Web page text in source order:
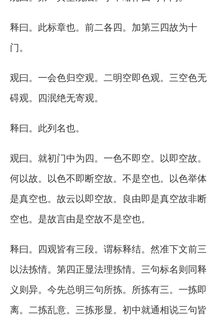
释曰。此标章也。前二各四。加第三四故为十
门。
观曰。一会色归空观。二明空即色观。三空色无
碍观。四泯绝无寄观。
释曰。此列名也。
观曰。就初门中为四。一色不即空。以即空故。
何以故。以色不即断空故。不是空也。以色举体
是真空也。故云以即空故。良由即是真空故非断
空也。是故言由是空故不是空也。
释曰。四观皆有三段。谓标释结。然准下文前三
以法拣情。第四正显法理拣情。三句标名则同释
义则异。今先总明三句所拣。所拣有三。一拣即
离。二拣乱意。三拣形显。初中就通相说三句皆